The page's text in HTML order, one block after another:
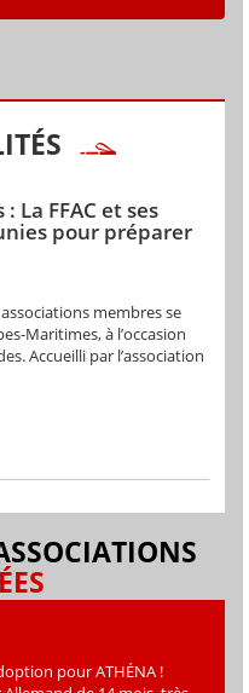
La FFAC et ses
pour préparer
associations membres se
Maritimes, à l’occasion
Accueilli par l’association
pour ATHÉNA !